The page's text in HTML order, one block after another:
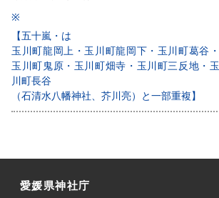
※
【五十嵐・は
玉川町龍岡上・玉川町龍岡下・玉川町葛谷・
玉川町鬼原・玉川町畑寺・玉川町三反地・玉
川町長谷
（石清水八幡神社、芥川亮）と一部重複】
愛媛県神社庁